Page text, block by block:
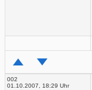
002
01.10.2007, 18:29 Uhr